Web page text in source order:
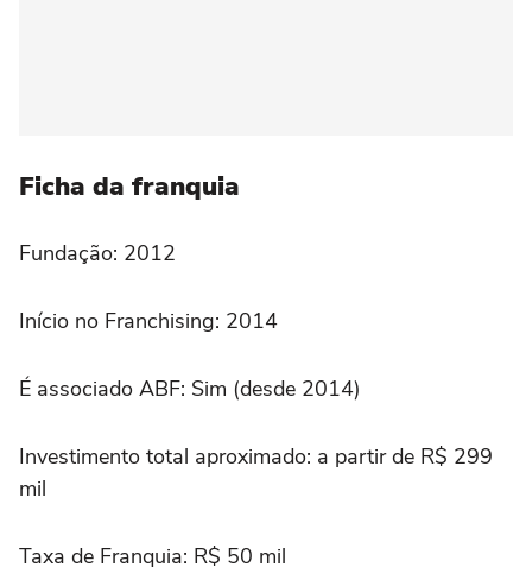
Ficha da franquia
Fundação: 2012
Início no Franchising: 2014
É associado ABF: Sim (desde 2014)
Investimento total aproximado: a partir de R$ 299
mil
Taxa de Franquia: R$ 50 mil